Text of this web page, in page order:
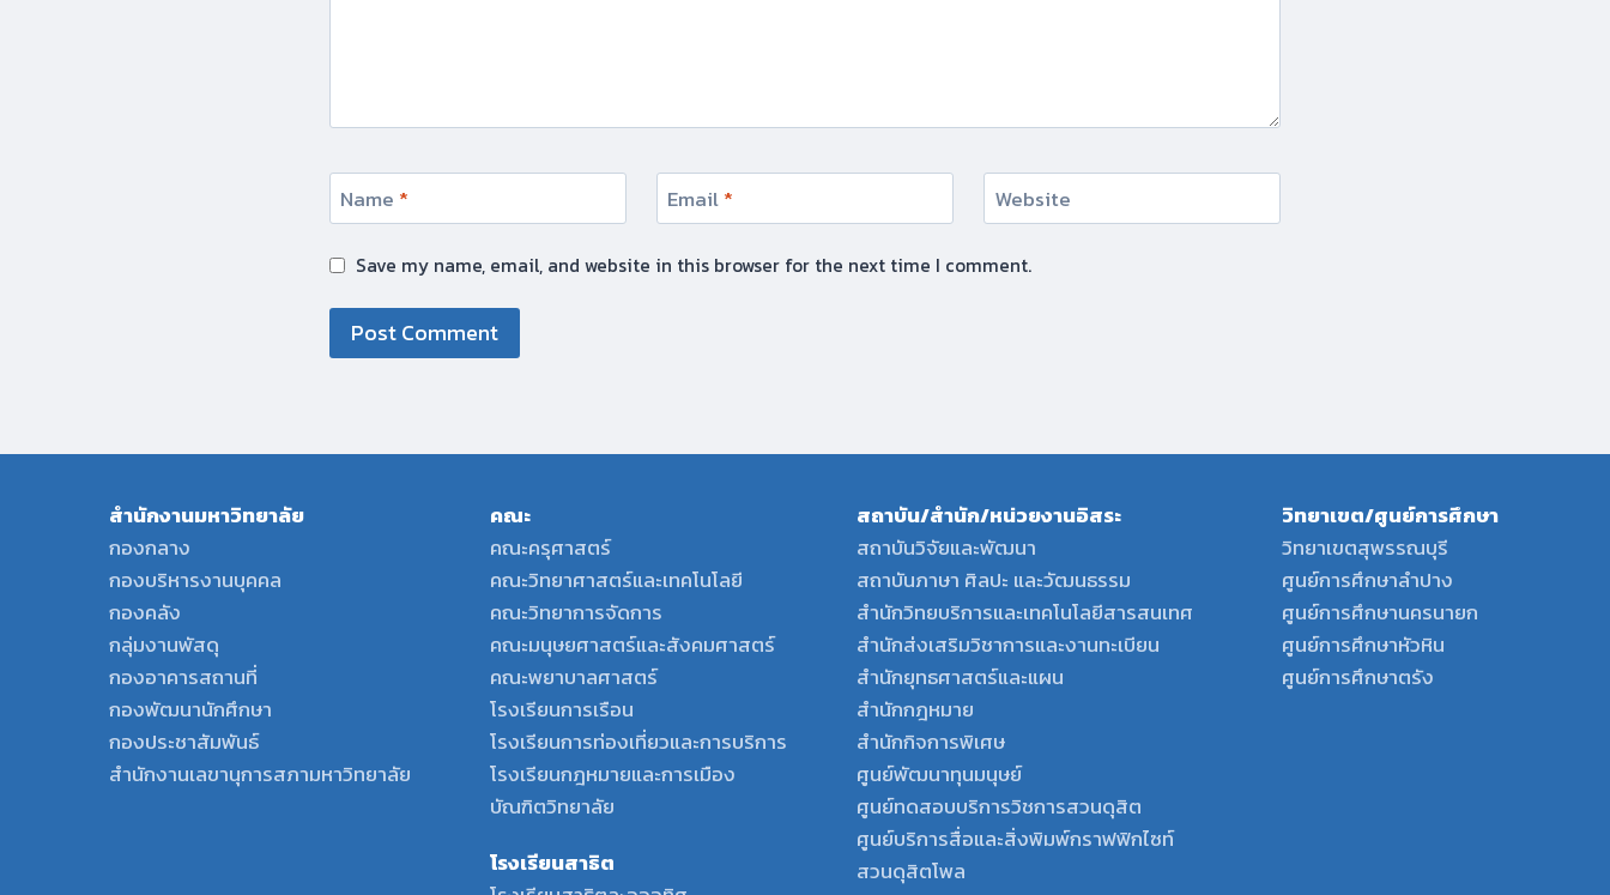
Name * Email* Website
Save my name, email, and website in this browser for the next time I comment.
สำนักงานมหาวิทยาลัย
กองกลาง
กองบริหารงานบุคคล
กองคลัง
กลุ่มงานพัสดุ
กองอาคารสถานที่
กองพัฒนานักศึกษา
กองประชาสัมพันธ์
สำนักงานเลขานุการสภามหาวิทยาลัย
คณะ
คณะครุศาสตร์
คณะวิทยาศาสตร์และเทคโนโลยี
คณะวิทยาการจัดการ
คณะมนุษยศาสตร์และสังคมศาสตร์
คณะพยาบาลศาสตร์
โรงเรียนการเรือน
โรงเรียนการท่องเที่ยวและการบริการ
โรงเรียนกฎหมายและการเมือง
บัณฑิตวิทยาลัย
โรงเรียนสาธิต
สถาบัน/สำนัก/หน่วยงานอิสระ
สถาบันวิจัยและพัฒนา
สถาบันภาษา ศิลปะ และวัฒนธรรม
สำนักวิทยบริการและเทคโนโลยีสารสนเทศ
สำนักส่งเสริมวิชาการและงานทะเบียน
สำนักยุทธศาสตร์และแผน
สำนักกฎหมาย
สำนักกิจการพิเศษ
ศูนย์พัฒนาทุนมนุษย์
ศูนย์ทดสอบบริการวิชการสวนดุสิต
ศูนย์บริการสื่อและสิ่งพิมพ์กราฟฟิกไซท์
สวนดุสิตโพล
วิทยาเขต/ศูนย์การศึกษา
วิทยาเขตสุพรรณบุรี
ศูนย์การศึกษาลำปาง
ศูนย์การศึกษานครนายก
ศูนย์การศึกษาหัวหิน
ศูนย์การศึกษาตรัง